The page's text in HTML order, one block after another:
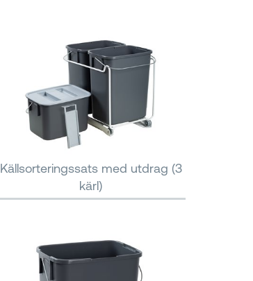
Källsorteringssats med utdrag (3
kärl)